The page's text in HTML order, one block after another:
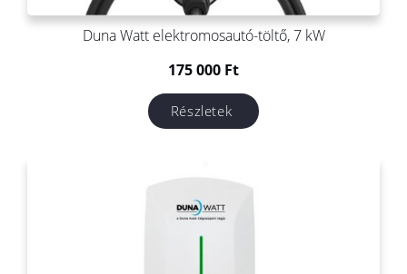
Duna Watt elektromosautó-töltő, 7 kW
175 000 Ft
Részletek